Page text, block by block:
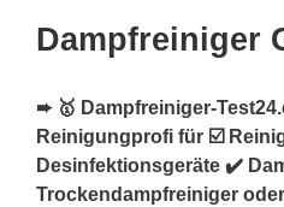
Dampfreiniger
➨ 🥇 Dampfreiniger-
Reinigungprofi für ☑️
Desinfektionsgeräte ✔️
Trockendampfreiniger